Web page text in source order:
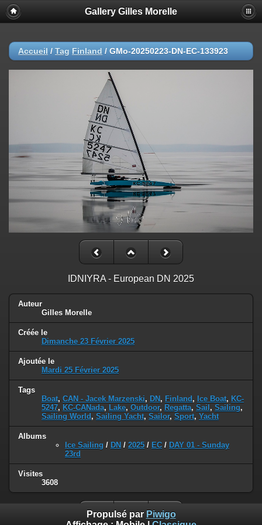
Gallery Gilles Morelle
Accueil / Tag Finland / GMo-20250223-DN-EC-133923
IDNIYRA - European DN 2025
Auteur
Gilles Morelle
Créée le
Dimanche 23 Février 2025
Ajoutée le
Mardi 25 Février 2025
Tags
Boat, CAN - Jacek Marzenski, DN , Finland , Ice Boat, KC-
5247, KC-CANada, Lake, Outdoor, Regatta, Sail , Sailing,
Sailing World , Sailing Yacht, Sailor, Sport, Yacht
Albums
Ice Sailing / DN / 2025 / EC / DAY 01 - Sunday
23rd
Visites
3608
Propulsé par Piwigo